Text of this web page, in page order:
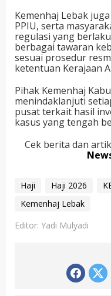
Kemenhaj Lebak
PPIU, serta
regulasi yang
berbagai tawaran
sesuai prosedur
ketentuan Kerajaan
Pihak Kemenhaj
menindaklanjuti
pusat terkait hasil
kasus yang tengah
Cek berita dan
Haji Haji 2026
Kemenhaj Lebak
Editor: Yadi Mulyadi